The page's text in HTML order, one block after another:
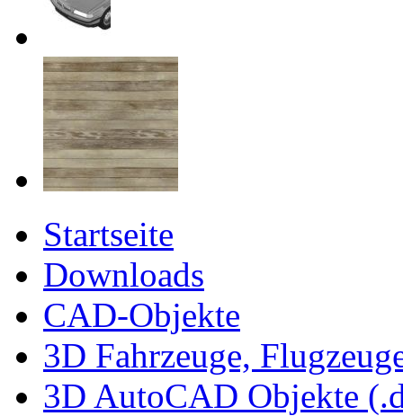
Startseite
Downloads
CAD-Objekte
3D Fahrzeuge,
3D AutoCAD Objekte